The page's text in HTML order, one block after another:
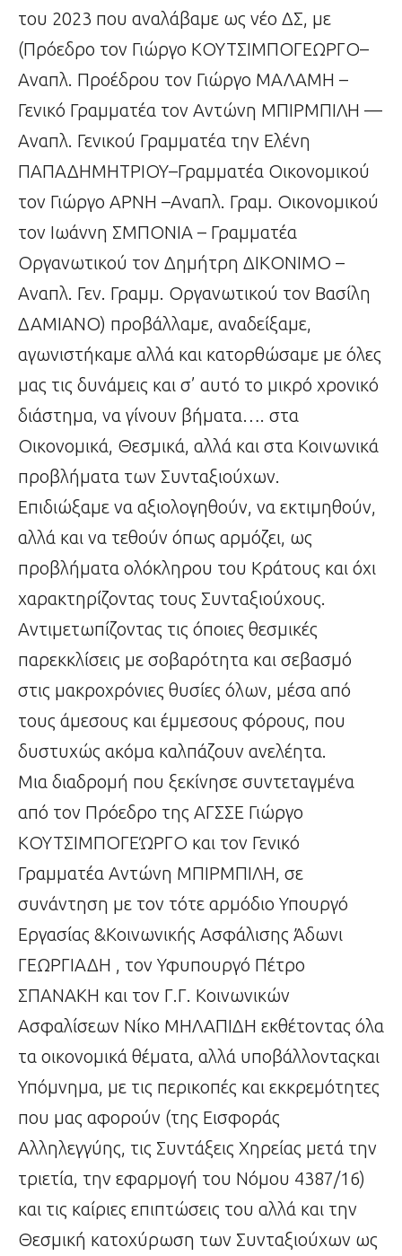
του 2023 που αναλάβαμε ως νέο ΔΣ, με
(Πρόεδρο τον Γιώργο ΚΟΥΤΣΙΜΠΟΓΕΩΡΓΟ–
Αναπλ. Προέδρου τον Γιώργο ΜΑΛΑΜΗ –
Γενικό Γραμματέα τον Αντώνη ΜΠΙΡΜΠΙΛΗ —
Αναπλ. Γενικού Γραμματέα την Ελένη
ΠΑΠΑΔΗΜΗΤΡΙΟΥ–Γραμματέα Οικονομικού
τον Γιώργο ΑΡΝΗ –Αναπλ. Γραμ. Οικονομικού
τον Ιωάννη ΣΜΠΟΝΙΑ – Γραμματέα
Οργανωτικού τον Δημήτρη ΔΙΚΟΝΙΜΟ –
Αναπλ. Γεν. Γραμμ. Οργανωτικού τον Βασίλη
ΔΑΜΙΑΝΟ) προβάλλαμε, αναδείξαμε,
αγωνιστήκαμε αλλά και κατορθώσαμε με όλες
μας τις δυνάμεις και σ’ αυτό το μικρό χρονικό
διάστημα, να γίνουν βήματα…. στα
Οικονομικά, Θεσμικά, αλλά και στα Κοινωνικά
προβλήματα των Συνταξιούχων.
Επιδιώξαμε να αξιολογηθούν, να εκτιμηθούν,
αλλά και να τεθούν όπως αρμόζει, ως
προβλήματα ολόκληρου του Κράτους και όχι
χαρακτηρίζοντας τους Συνταξιούχους.
Αντιμετωπίζοντας τις όποιες θεσμικές
παρεκκλίσεις με σοβαρότητα και σεβασμό
στις μακροχρόνιες θυσίες όλων, μέσα από
τους άμεσους και έμμεσους φόρους, που
δυστυχώς ακόμα καλπάζουν ανελέητα.
Μια διαδρομή που ξεκίνησε συντεταγμένα
από τον Πρόεδρο της ΑΓΣΣΕ Γιώργο
ΚΟΥΤΣΙΜΠΟΓΕΏΡΓΟ και τον Γενικό
Γραμματέα Αντώνη ΜΠΙΡΜΠΙΛΗ, σε
συνάντηση με τον τότε αρμόδιο Υπουργό
Εργασίας &Κοινωνικής Ασφάλισης Άδωνι
ΓΕΩΡΓΙΑΔΗ , τον Υφυπουργό Πέτρο
ΣΠΑΝΑΚΗ και τον Γ.Γ. Κοινωνικών
Ασφαλίσεων Νίκο ΜΗΛΑΠΙΔΗ εκθέτοντας όλα
τα οικονομικά θέματα, αλλά υποβάλλονταςκαι
Υπόμνημα, με τις περικοπές και εκκρεμότητες
που μας αφορούν (της Εισφοράς
Αλληλεγγύης, τις Συντάξεις Χηρείας μετά την
τριετία, την εφαρμογή του Νόμου 4387/16)
και τις καίριες επιπτώσεις του αλλά και την
Θεσμική κατοχύρωση των Συνταξιούχων ως